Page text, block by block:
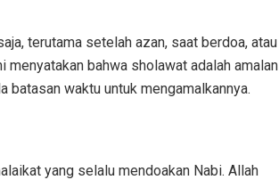
terutama setelah azan, saat berdoa, atau
menyatakan bahwa sholawat adalah amalan
batasan waktu untuk mengamalkannya.
yang selalu mendoakan Nabi. Allah